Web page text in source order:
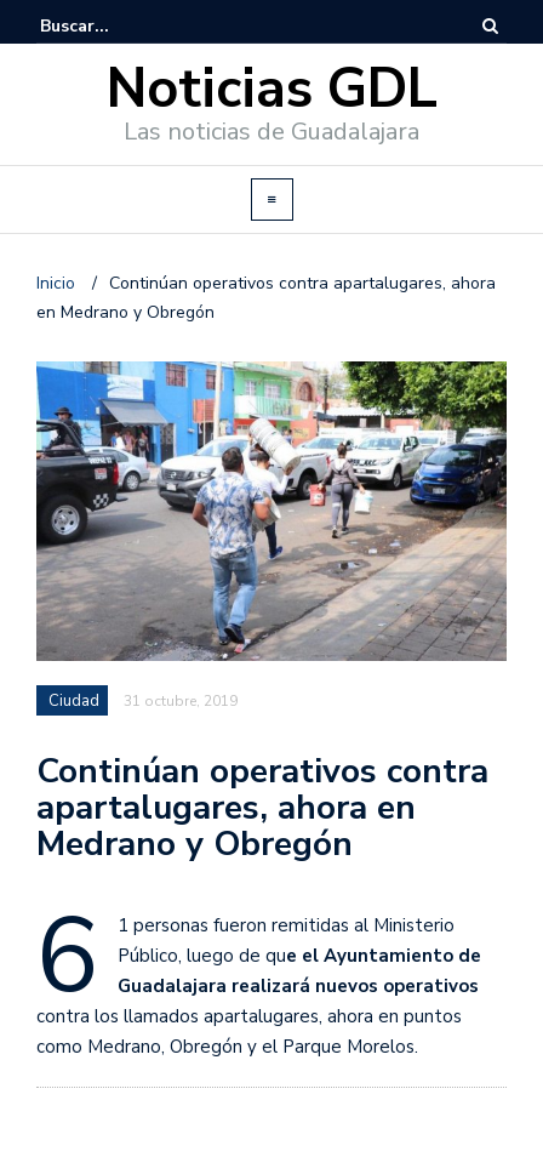
Noticias GDL
Las noticias de Guadalajara
Inicio / Continúan operativos contra apartalugares, ahora
en Medrano y Obregón
Ciudad 31 octubre, 2019
Continúan operativos contra
apartalugares, ahora en
Medrano y Obregón
6
1 personas fueron remitidas al Ministerio
Público, luego de que el Ayuntamiento de
Guadalajara realizará nuevos operativos
contra los llamados apartalugares, ahora en puntos
como Medrano, Obregón y el Parque Morelos.